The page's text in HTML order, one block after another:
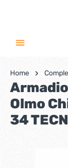
Home
Olmo
34